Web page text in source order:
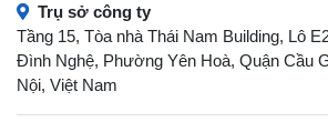
Trụ sở công ty
Tầng 15, Tòa nhà Thái Nam Building, Lô
Đình Nghệ, Phường Yên Hoà, Quận Cầu
Nội, Việt Nam